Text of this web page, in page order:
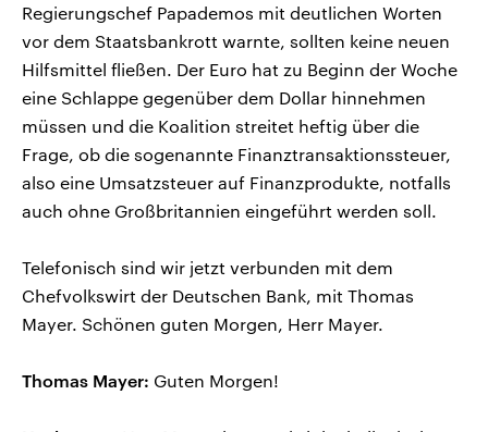
Regierungschef Papademos mit deutlichen Worten
vor dem Staatsbankrott warnte, sollten keine neuen
Hilfsmittel fließen. Der Euro hat zu Beginn der Woche
eine Schlappe gegenüber dem Dollar hinnehmen
müssen und die Koalition streitet heftig über die
Frage, ob die sogenannte Finanztransaktionssteuer,
also eine Umsatzsteuer auf Finanzprodukte, notfalls
auch ohne Großbritannien eingeführt werden soll.
Telefonisch sind wir jetzt verbunden mit dem
Chefvolkswirt der Deutschen Bank, mit Thomas
Mayer. Schönen guten Morgen, Herr Mayer.
Thomas Mayer: Guten Morgen!